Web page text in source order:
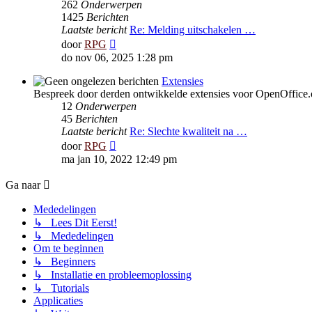
262 Onderwerpen
1425 Berichten
Laatste bericht Re: Melding uitschakelen …
doorRPG
laatste
do nov 06, 2025 1:28 pm
Extensies
Bespreek door derden ontwikkelde extensies voor
12 Onderwerpen
45 Berichten
Laatste bericht Re: Slechte kwaliteit na …
doorRPG
laatste
ma jan 10, 2022 12:49 pm
Ga naar
Mededelingen
↳ Lees Dit Eerst!
↳ Mededelingen
Om te beginnen
↳ Beginners
↳ Installatie en probleemoplossing
↳ Tutorials
Applicaties